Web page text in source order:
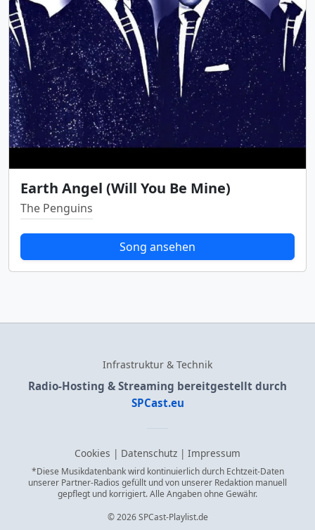
Earth Angel (Will You Be Mine)
The Penguins
Song ansehen
Infrastruktur & Technik
Radio-Hosting & Streaming bereitgestellt durch
SPCast.eu
Cookies | Datenschutz | Impressum
*Diese Musikdatenbank wird kontinuierlich durch Echtzeit-Daten
unserer Partner-Radios gefüllt und von unserer Redaktion manuell
gepflegt und korrigiert. Alle Angaben ohne Gewähr.
© 2026 SPCast-Playlist.de